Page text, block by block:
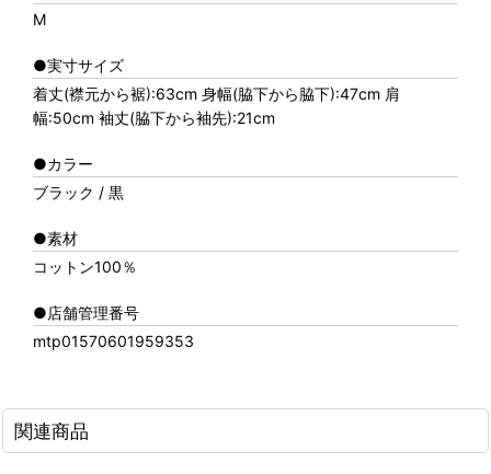
M
●実寸サイズ
着丈(襟元から裾):63cm 身幅(脇下から脇下):47cm 肩
幅:50cm 袖丈(脇下から袖先):21cm
●カラー
ブラック / 黒
●素材
コットン100％
●店舗管理番号
mtp01570601959353
関連商品